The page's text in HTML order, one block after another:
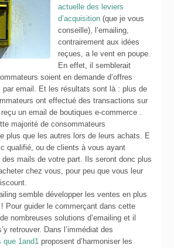
actuelle des leviers
d’acquisition (que je vous
conseille), l’emailing,
contrairement aux idées
reçues, a le vent en poupe.
En effet, il semblerait
soient en demande d’offres
par email. Et les résultats sont là : plus de
ont effectué des transactions sur
reçu un email de boutiques e-commerce .
majorité de consommateurs
plus que les autres lors de leurs achats. E
qualifié, ou de clients à vous ayant
mails de votre part. Ils seront donc plus
chez vous, pour peu que vous leur
semble développer les ventes en plus
Pour guider le commerçant dans cette
nombreuses solutions d’emailing et il
retrouver. Dans l’immédiat des
que 1and1 proposent d’harmoniser les